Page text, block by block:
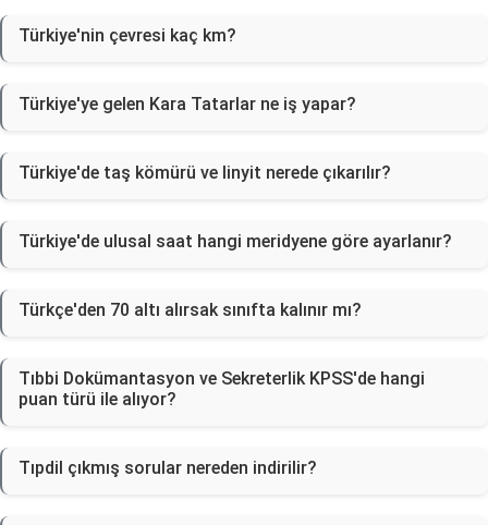
Türkiye'nin çevresi kaç km?
Türkiye'ye gelen Kara Tatarlar ne iş yapar?
Türkiye'de taş kömürü ve linyit nerede çıkarılır?
Türkiye'de ulusal saat hangi meridyene göre ayarlanır?
Türkçe'den 70 altı alırsak sınıfta kalınır mı?
Tıbbi Dokümantasyon ve Sekreterlik KPSS'de hangi
puan türü ile alıyor?
Tıpdil çıkmış sorular nereden indirilir?